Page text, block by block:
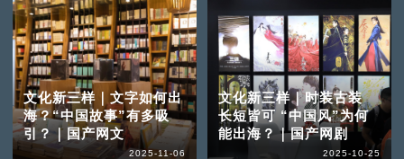
文化新三样｜文字如何出
海？“中国故事”有多吸
引？｜国产网文
2025-11-06
文化新三样｜时装古装
长短皆可 “中国风”为何
能出海？｜国产网剧
2025-10-25